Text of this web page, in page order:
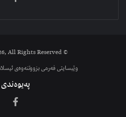
© Copyright 2026, All Rights Reserved
وێبسایتی فەرمی بزووتنەوەی
پەیوەندی